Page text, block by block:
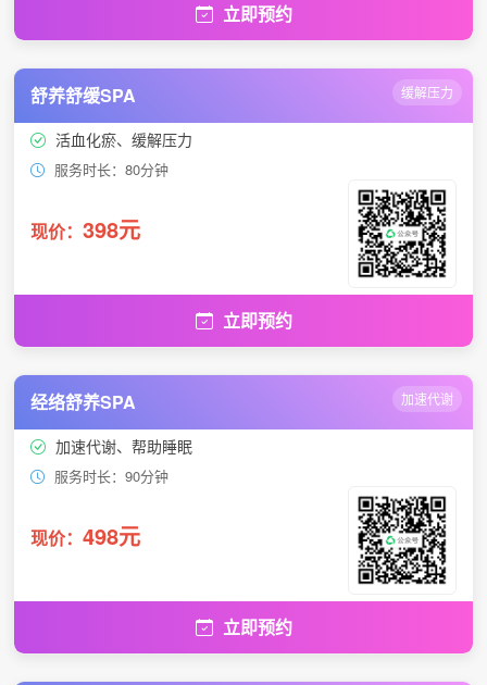
立即预约
舒养舒缓SPA 缓解压力
活血化瘀、缓解压力
服务时长：80分钟
现价： 398元
立即预约
经络舒养SPA 加速代谢
加速代谢、帮助睡眠
服务时长：90分钟
现价： 498元
立即预约